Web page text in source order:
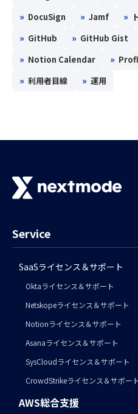
» DocuSign » Jamf »
» GitHub » GitHub Gist
» Notion Calendar »
» 利用者目線 » 運用
Service
SaaSライセンス＆サポート
Oktaライセンス＆サポート
Netskopeライセンス＆サポート
Notionライセンス＆サポート
Asanaライセンス＆サポート
SysCloudライセンス＆サポート
CrowdStrikeライセンス＆サポート
AWS総合支援